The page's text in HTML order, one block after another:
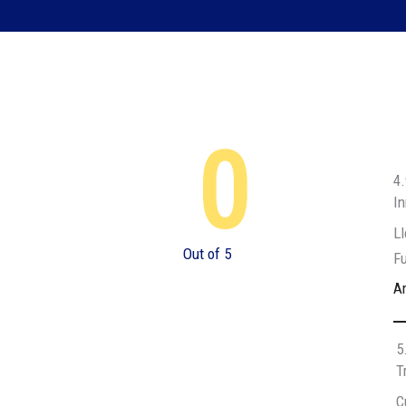
0
Out of 5